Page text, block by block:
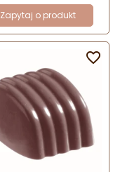
Zapytaj o produkt
